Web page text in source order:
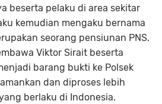
beserta pelaku di area sekitar
kemudian mengaku bernama
seorang pensiunan PNS.
Viktor Sirait beserta
barang bukti ke Polsek
dan diproses lebih
berlaku di Indonesia.